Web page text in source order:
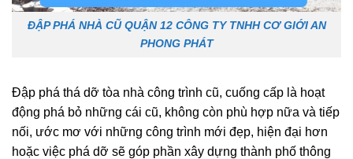
ĐẬP PHÁ NHÀ CŨ QUẬN 12 CÔNG TY TNHH CƠ GIỚI AN
PHONG PHÁT
Đập phá thá dỡ tòa nhà công trình cũ, cuống cấp là hoạt
động phá bỏ những cái cũ, không còn phù hợp nữa và tiếp
nối, ước mơ với những công trình mới đẹp, hiện đại hơn
hoặc việc phá dỡ sẽ góp phần xây dựng thành phố thông